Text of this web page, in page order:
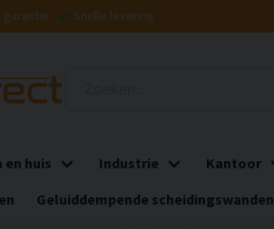
garantie Snelle levering
en huis Industrie Kantoor
Geluiddempende scheidingswanden